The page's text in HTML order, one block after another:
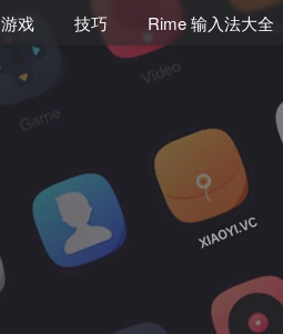
游戏 技巧 Rime 输入法大全